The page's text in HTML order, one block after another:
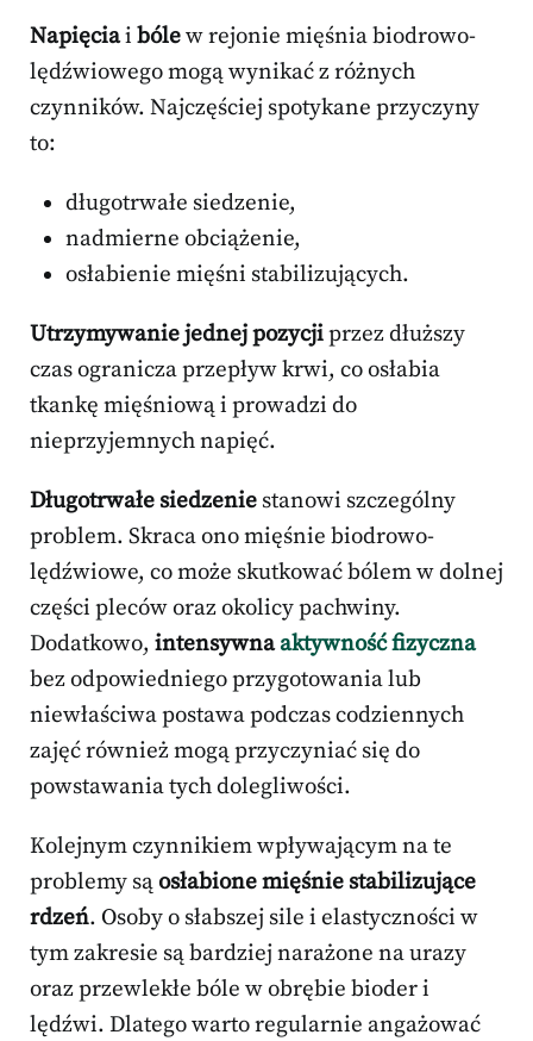
Napięciai bólew rejonie mięśnia biodrowo-
lędźwiowego mogą wynikać z różnych
czynników. Najczęściej spotykane przyczyny
to:
długotrwałe siedzenie,
nadmierne obciążenie,
osłabienie mięśni stabilizujących.
Utrzymywanie jednej pozycjiprzez dłuższy
czas ogranicza przepływ krwi, co osłabia
tkankę mięśniową i prowadzi do
nieprzyjemnych napięć.
Długotrwałe siedzenie stanowi szczególny
problem. Skraca ono mięśnie biodrowo-
lędźwiowe, co może skutkować bólem w dolnej
części pleców oraz okolicy pachwiny.
Dodatkowo, intensywnaaktywność fizyczna
bez odpowiedniego przygotowania lub
niewłaściwa postawa podczas codziennych
zajęć również mogą przyczyniać się do
powstawania tych dolegliwości.
Kolejnym czynnikiem wpływającym na te
problemy sąosłabione mięśnie stabilizujące
rdzeń. Osoby o słabszej sile i elastyczności w
tym zakresie są bardziej narażone na urazy
oraz przewlekłe bóle w obrębie bioder i
lędźwi. Dlatego warto regularnie angażować